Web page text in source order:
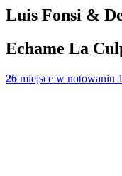
Luis Fonsi &
Echame La
26 miejsce w notowaniu